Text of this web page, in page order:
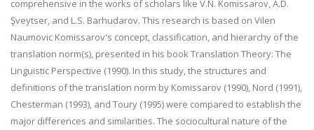
comprehensive in the works of scholars like V.N. Komissarov, A.D.
Şveytser, and L.S. Barhudarov. This research is based on Vilen
Naumovic Komissarov's concept, classification, and hierarchy of the
translation norm(s), presented in his book Translation Theory: The
Linguistic Perspective (1990). In this study, the structures and
definitions of the translation norm by Komissarov (1990), Nord (1991),
Chesterman (1993), and Toury (1995) were compared to establish the
major differences and similarities. The sociocultural nature of the